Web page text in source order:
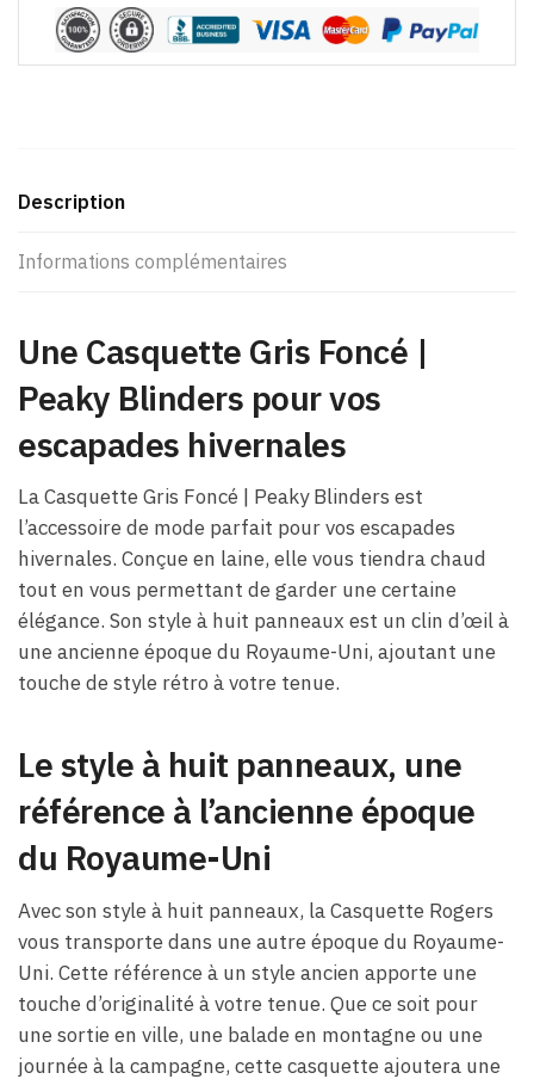
Description
Informations complémentaires
Une Casquette Gris Foncé |
Peaky Blinders pour vos
escapades hivernales
La Casquette Gris Foncé | Peaky Blinders est
l’accessoire de mode parfait pour vos escapades
hivernales. Conçue en laine, elle vous tiendra chaud
tout en vous permettant de garder une certaine
élégance. Son style à huit panneaux est un clin d’œil à
une ancienne époque du Royaume-Uni, ajoutant une
touche de style rétro à votre tenue.
Le style à huit panneaux, une
référence à l’ancienne époque
du Royaume-Uni
Avec son style à huit panneaux, la Casquette Rogers
vous transporte dans une autre époque du Royaume-
Uni. Cette référence à un style ancien apporte une
touche d’originalité à votre tenue. Que ce soit pour
une sortie en ville, une balade en montagne ou une
journée à la campagne, cette casquette ajoutera une